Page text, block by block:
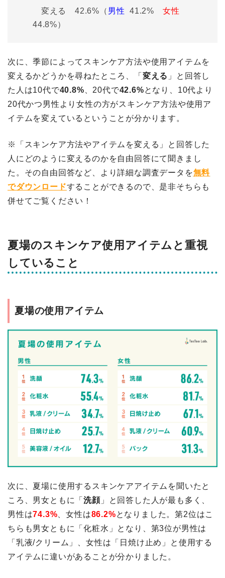
変える 42.6%（ 男性 41.2% 女性
44.8%）
次に、季節によってスキンケア方法や使用アイテムを
変えるかどうかを尋ねたところ、「 変える 」と回答し
た人は10代で40.8% 、20代で42.6%となり、10代より
20代かつ男性より女性の方がスキンケア方法や使用ア
イテムを変えているということが分かります。
※「スキンケア方法やアイテムを変える」と回答した
人にどのように変えるのかを自由回答にて聞きまし
た。その自由回答など、より詳細な調査データを無料
でダウンロードすることができるので、是非そちらも
併せてご覧ください！
夏場のスキンケア使用アイテムと重視
していること
夏場の使用アイテム
次に、夏場に使用するスキンケアアイテムを聞いたと
ころ、男女ともに「洗顔」と回答した人が最も多く、
男性は74.3% 、女性は86.2%となりました。第2位はこ
ちらも男女ともに「化粧水」となり、第3位が男性は
「乳液/クリーム」、女性は「日焼け止め」と使用する
アイテムに違いがあることが分かりました。